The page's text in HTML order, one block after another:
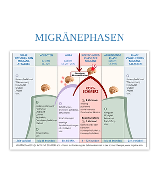
MIGRÄNEPHASEN